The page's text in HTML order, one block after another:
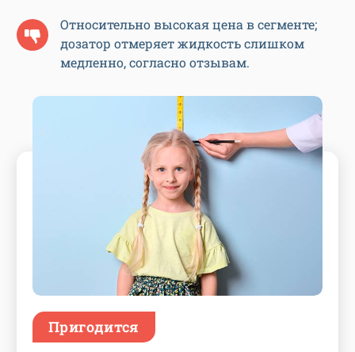
Относительно высокая цена в сегменте;
дозатор отмеряет жидкость слишком
медленно, согласно отзывам.
Пригодится